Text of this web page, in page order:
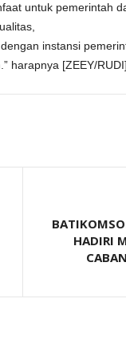
untuk pemerintah
instansi
harapnya [ZEEY/
HADIRI